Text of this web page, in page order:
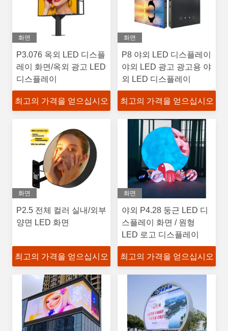
화면
P3.076 옥외 LED 디스플
레이 화면/옥외 광고 LED
디스플레이
최고의 가격을 얻으십시오
화면
P8 야외 LED 디스플레이
야외 LED 광고 광고용 야
외 LED 디스플레이
최고의 가격을 얻으십시오
화면
P2.5 전체 컬러 실내/외부
양면 LED 화면
최고의 가격을 얻으십시오
화면
야외 P4.28 둥근 LED 디
스플레이 화면 / 원형
LED 로고 디스플레이
최고의 가격을 얻으십시오